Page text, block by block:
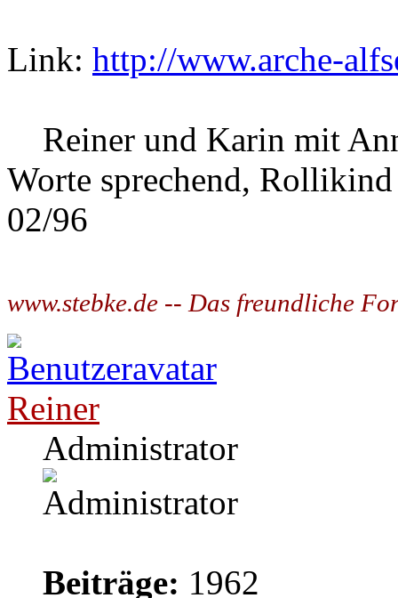
Link: http://www.arche-
Reiner und Karin mit
Worte sprechend,
02/96
www.stebke.de -- Das freundliche
Reiner
Administrator
Beiträge: 1962